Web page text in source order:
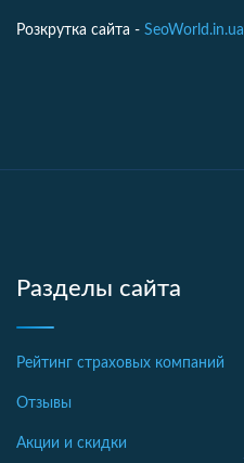
Розкрутка сайта - SeoWorld.in.ua
Разделы сайта
Рейтинг страховых компаний
Отзывы
Акции и скидки